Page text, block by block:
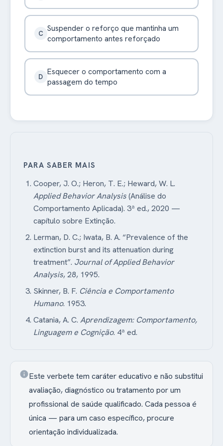
C Suspender o reforço que mantinha um
comportamento antes reforçado
D Esquecer o comportamento com a
passagem do tempo
PARA SABER MAIS
Cooper, J. O.; Heron, T. E.; Heward, W. L.
Applied Behavior Analysis(Análise do
Comportamento Aplicada). 3ª ed., 2020 —
capítulo sobre Extinção.
Lerman, D. C.; Iwata, B. A. “Prevalence of the
extinction burst and its attenuation during
treatment”. Journal of Applied Behavior
Analysis, 28, 1995.
Skinner, B. F. Ciência e Comportamento
Humano. 1953.
Catania, A. C. Aprendizagem: Comportamento,
Linguagem e Cognição. 4ª ed.
infoEste verbete tem caráter educativo e não substitui
avaliação, diagnóstico ou tratamento por um
profissional de saúde qualificado. Cada pessoa é
única — para um caso específico, procure
orientação individualizada.